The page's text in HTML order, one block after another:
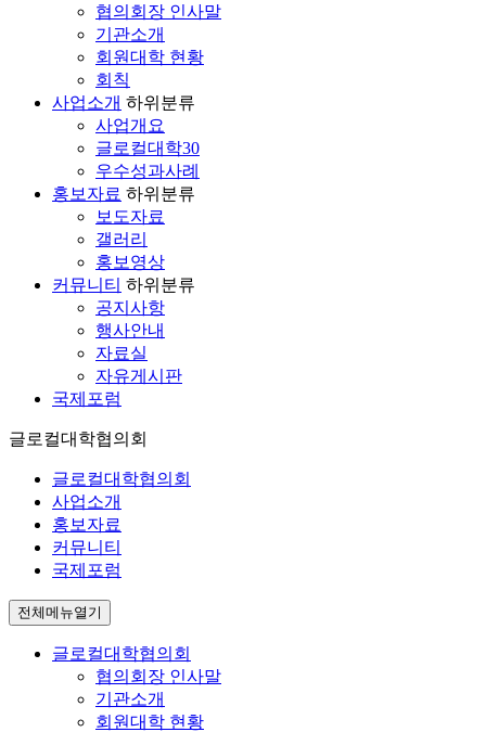
협의회장 인사말
기관소개
회원대학 현황
회칙
사업소개 하위분류
사업개요
글로컬대학30
우수성과사례
홍보자료 하위분류
보도자료
갤러리
홍보영상
커뮤니티 하위분류
공지사항
행사안내
자료실
자유게시판
국제포럼
글로컬대학협의회
글로컬대학협의회
사업소개
홍보자료
커뮤니티
국제포럼
전체메뉴열기
글로컬대학협의회
협의회장 인사말
기관소개
회원대학 현황